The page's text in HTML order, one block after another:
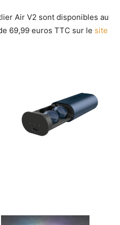
Air V2 sont disponibles au
69,99 euros TTC sur le site